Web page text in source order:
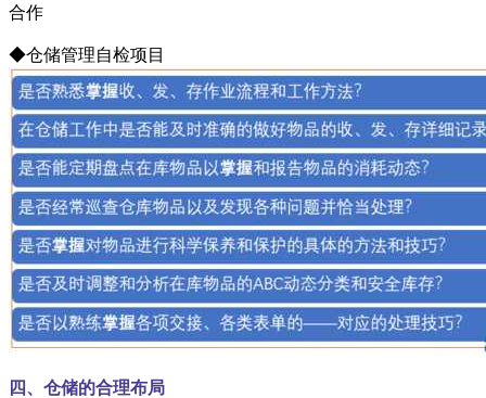
合作
◆仓储管理自检项目
四、仓储的合理布局